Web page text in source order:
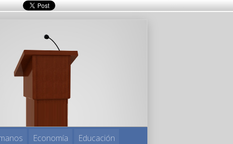
Economía
Educación